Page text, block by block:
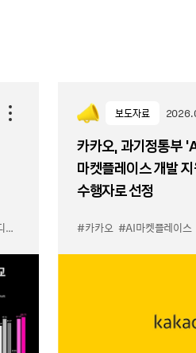
보도자료
카카오, 과기정통부
마켓플레이스 개발
수행자로 선정
#카카오 #AI마켓플레이스